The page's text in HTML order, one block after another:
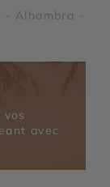
Alhambra -
avec